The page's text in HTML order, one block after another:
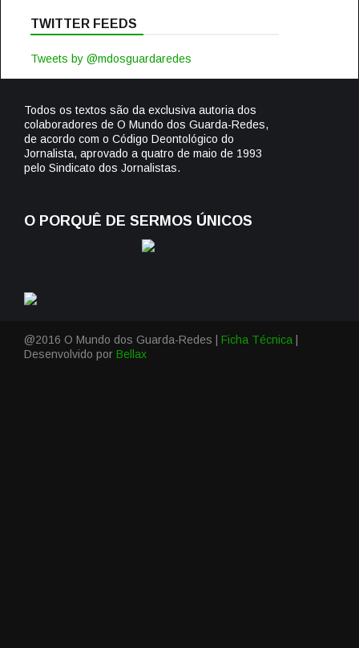
TWITTER FEEDS
Tweets by @mdosguardaredes
Todos os textos são da exclusiva autoria dos
colaboradores de O Mundo dos Guarda-Redes,
de acordo com o Código Deontológico do
Jornalista, aprovado a quatro de maio de 1993
pelo Sindicato dos Jornalistas.
O PORQUÊ DE SERMOS ÚNICOS
@2016 O Mundo dos Guarda-Redes | Ficha Técnica
Desenvolvido por Bellax